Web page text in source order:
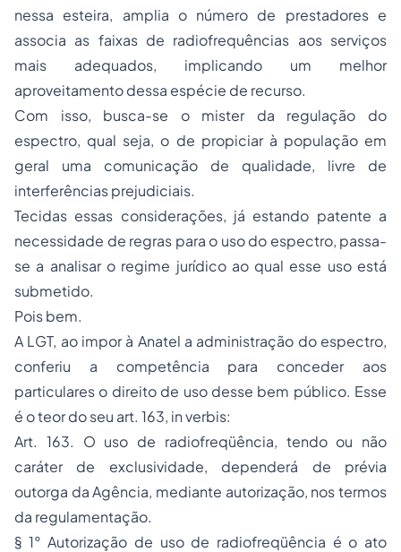
nessa esteira, amplia o número de prestadores e
associa as faixas de radiofrequências aos serviços
mais adequados, implicando um melhor
aproveitamento dessa espécie de recurso.
Com isso, busca-se o mister da regulação do
espectro, qual seja, o de propiciar à população em
geral uma comunicação de qualidade, livre de
interferências prejudiciais.
Tecidas essas considerações, já estando patente a
necessidade de regras para o uso do espectro, passa-
se a analisar o regime jurídico ao qual esse uso está
submetido.
Pois bem.
A LGT, ao impor à Anatel a administração do espectro,
conferiu a competência para conceder aos
particulares o direito de uso desse bem público. Esse
é o teor do seu art. 163, in verbis:
Art. 163. O uso de radiofreqüência, tendo ou não
caráter de exclusividade, dependerá de prévia
outorga da Agência, mediante autorização, nos termos
da regulamentação.
§ 1° Autorização de uso de radiofreqüência é o ato